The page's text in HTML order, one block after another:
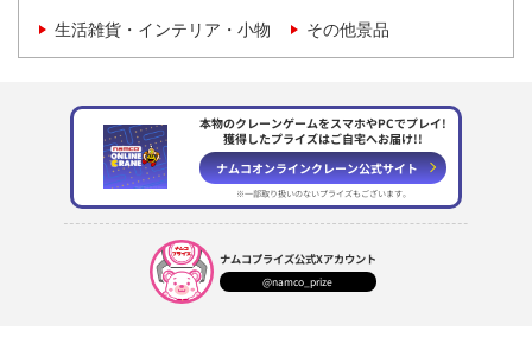
生活雑貨・インテリア・小物 その他景品
本物のクレーンゲームをスマホやPCでプレイ!
獲得したプライズはご自宅へお届け!!
ナムコオンラインクレーン公式サイト
※一部取り扱いのないプライズもございます。
ナムコプライズ公式Xアカウント
@namco_prize